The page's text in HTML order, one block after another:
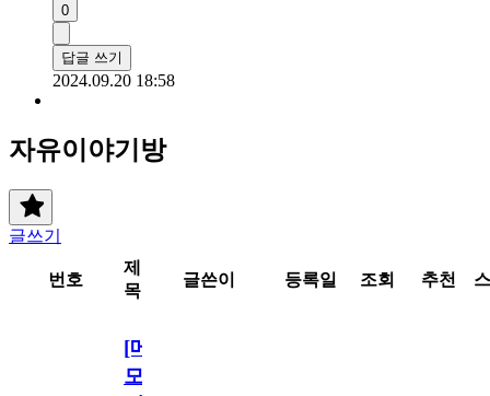
0
답글 쓰기
2024.09.20 18:58
자유이야기방
글쓰기
번호
제
목
글쓴이 등록일 조회 추천
[메
모